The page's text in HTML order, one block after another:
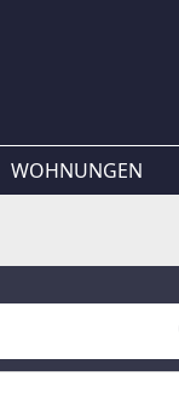
WOHNUNGEN